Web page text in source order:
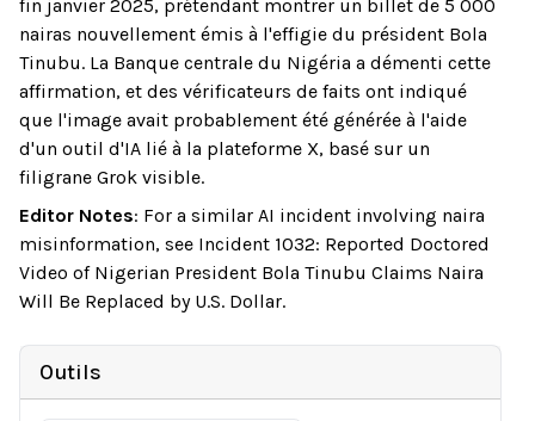
fin janvier 2025, prétendant montrer un billet de 5 000
nairas nouvellement émis à l'effigie du président Bola
Tinubu. La Banque centrale du Nigéria a démenti cette
affirmation, et des vérificateurs de faits ont indiqué
que l'image avait probablement été générée à l'aide
d'un outil d'IA lié à la plateforme X, basé sur un
filigrane Grok visible.
Editor Notes: For a similar AI incident involving naira
misinformation, see Incident 1032: Reported Doctored
Video of Nigerian President Bola Tinubu Claims Naira
Will Be Replaced by U.S. Dollar.
Outils